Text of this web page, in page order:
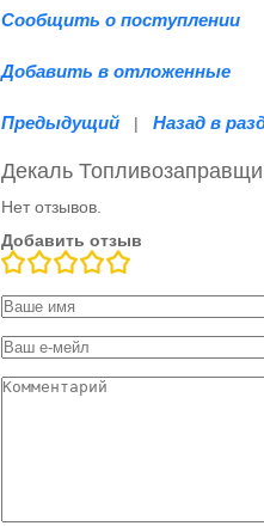
Сообщить о поступлении
Добавить в отложенные
Предыдущий | Назад в
Декаль
Нет отзывов.
Добавить отзыв